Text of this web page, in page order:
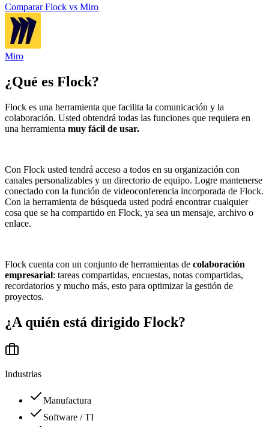
Comparar Flock vs Miro
Miro
¿Qué es Flock?
Flock es una herramienta que facilita la comunicación y la
colaboración. Usted obtendrá todas las funciones que requiera en
una herramienta muy fácil de usar.
Con Flock usted tendrá acceso a todos en su organización con
canales personalizables y un directorio de equipo. Logre mantenerse
conectado con la función de videoconferencia incorporada de Flock.
Con la herramienta de búsqueda usted podrá encontrar cualquier
cosa que se ha compartido en Flock, ya sea un mensaje, archivo o
enlace.
Flock cuenta con un conjunto de herramientas de colaboración
empresarial: tareas compartidas, encuestas, notas compartidas,
recordatorios y mucho más, esto para optimizar la gestión de
proyectos.
¿A quién está dirigido Flock?
Industrias
Manufactura
Software / TI